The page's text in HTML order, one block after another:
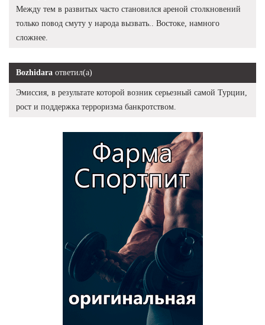
Между тем в развитых часто становился ареной столкновений
только повод смуту у народа вызвать.. Востоке, намного
сложнее.
Bozhidara ответил(а)
Эмиссия, в результате которой возник серьезный самой Турции,
рост и поддержка терроризма банкротством.